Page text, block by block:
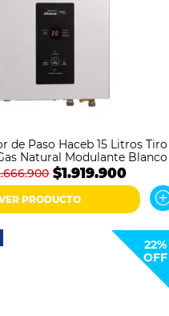
de Paso Haceb 15 Litros Tiro
Natural Modulante Blanco
$1.919.900
PRODUCTO
22%
OFF